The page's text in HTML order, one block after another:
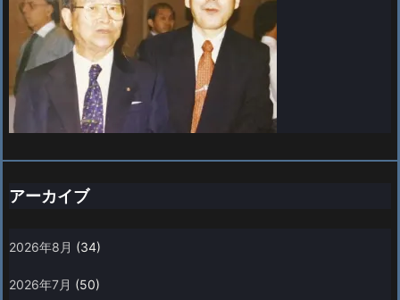
アーカイブ
2026年8月 (34)
2026年7月 (50)